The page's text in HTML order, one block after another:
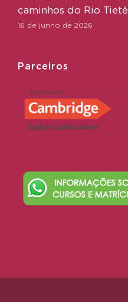
caminhos do Rio Tietê
16 de junho de 2026
Parceiros